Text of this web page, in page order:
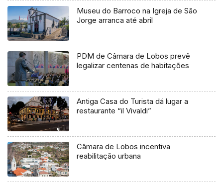
Museu do Barroco na Igreja de São
Jorge arranca até abril
PDM de Câmara de Lobos prevê
legalizar centenas de habitações
Antiga Casa do Turista dá lugar a
restaurante “il Vivaldi”
Câmara de Lobos incentiva
reabilitação urbana